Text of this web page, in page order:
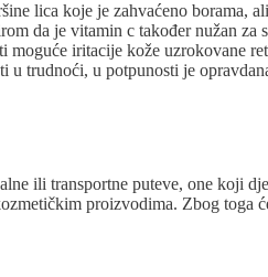
lica koje je zahvaćeno borama,
da je vitamin c također nužan za
iritacije kože uzrokovane
trudnoći, u potpunosti je
ili transportne puteve, one koji
proizvodima. Zbog toga